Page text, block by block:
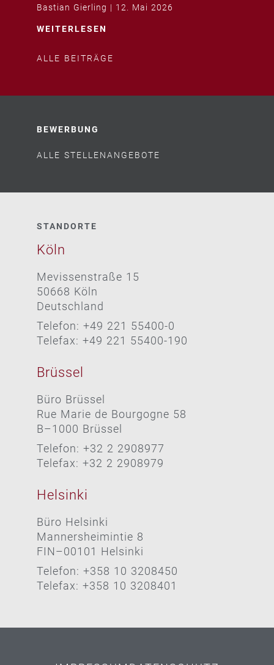
Bastian Gierling 12. Mai 2026
WEITERLESEN
ALLE BEITRÄGE
BEWERBUNG
ALLE STELLENANGEBOTE
STANDORTE
Köln
Mevissenstraße 15
50668 Köln
Deutschland
Telefon: +49 221 55400-0
Telefax: +49 221 55400-190
Brüssel
Büro Brüssel
Rue Marie de Bourgogne 58
B–1000 Brüssel
Telefon: +32 2 2908977
Telefax: +32 2 2908979
Helsinki
Büro Helsinki
Mannersheimintie 8
FIN–00101 Helsinki
Telefon: +358 10 3208450
Telefax: +358 10 3208401